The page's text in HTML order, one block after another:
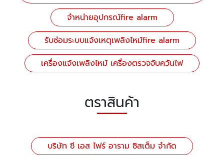
จำหน่ายอุปกรณ์fire alarm
รับซ่อมระบบแจ้งเหตุเพลิงไหม้fire alarm
เครื่องแจ้งเพลิงไหม้ เครื่องตรวจจับควันไฟ
ตราสินค้า
บริษัท ซี เอส ไฟร์ อาราม ซิสเต็ม จำกัด